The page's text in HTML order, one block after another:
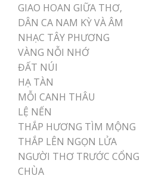
GIAO HOAN GIỮA THƠ,
DÂN CA NAM KỲ VÀ ÂM
NHẠC TÂY PHƯƠNG
VÀNG NỖI NHỚ
ĐẤT NÚI
HẠ TÀN
MỖI CANH THÂU
LỆ NẾN
THẮP HƯƠNG TÌM MỘNG
THẮP LÊN NGỌN LỬA
NGƯỜI THƠ TRƯỚC CỔNG
CHÙA